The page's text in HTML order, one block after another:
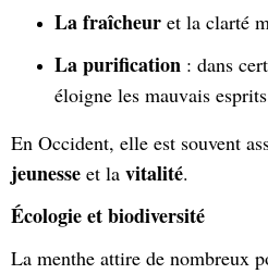
La fraîcheur et la clarté
La purification : dans
éloigne les mauvais
En Occident, elle est souvent
jeunesse et la vitalité.
Écologie et biodiversité
La menthe attire de nombreux